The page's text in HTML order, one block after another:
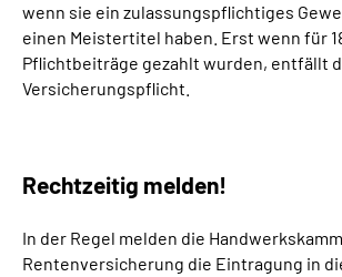
wenn sie ein zulassungspflichtiges
einen Meistertitel haben. Erst wenn für
Pflichtbeiträge gezahlt wurden, entfällt
Versicherungspflicht.
Rechtzeitig melden!
In der Regel melden die
Rentenversicherung die Eintragung in